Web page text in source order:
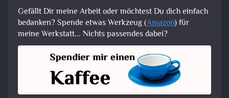
Gefällt Dir meine Arbeit oder möchtest Du dich einfach
bedanken? Spende etwas Werkzeug (Amazon) für
meine Werkstatt... Nichts passendes dabei?